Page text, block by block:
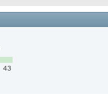
43